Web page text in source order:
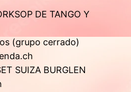
DE TANGO Y
(grupo cerrado)
SUIZA BURGLEN